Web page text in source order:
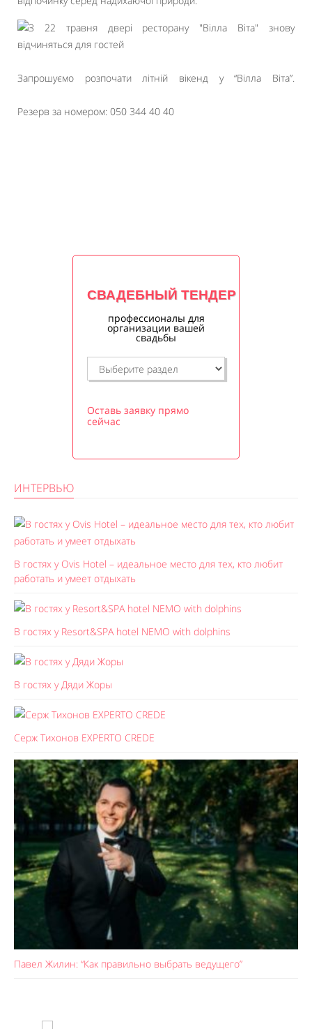
Запрошуємо розпочати літній вікенд у “Вілла Віта”.
Резерв за номером: 050 344 40 40
СВАДЕБНЫЙ ТЕНДЕР
профессионалы для
организации вашей
свадьбы
Оставь заявку прямо
сейчас
ИНТЕРВЬЮ
В гостях у Ovis Hotel – идеальное место для тех, кто любит
работать и умеет отдыхать
В гостях у Resort&SPA hotel NEMO with dolphins
В гостях у Дяди Жоры
Серж Тихонов EXPERTO CREDE
Павел Жилин: “Как правильно выбрать ведущего”